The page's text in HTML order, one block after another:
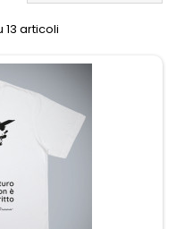
13 articoli